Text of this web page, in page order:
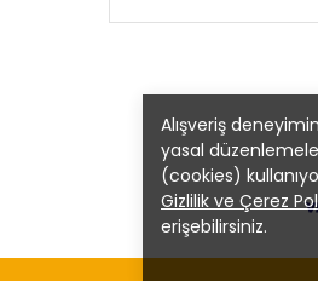
Alışveriş
yasal
(cookies)
Gizlilik ve Çerez
erişebilirsiniz.